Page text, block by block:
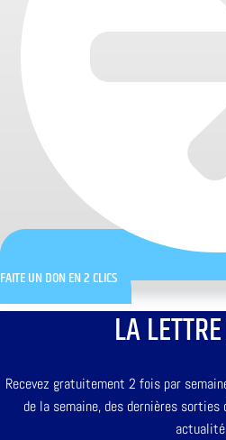
FAITE UN DON EN 2 CLICS
LA
Recevez gratuitement 2 fois par
de la semaine, des dernières